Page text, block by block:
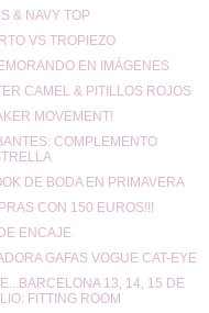
& NAVY TOP
VS TROPIEZO
EN IMÁGENES
CAMEL & PITILLOS ROJOS
MOVEMENT!
COMPLEMENTO
DE BODA EN PRIMAVERA
CON 150 EUROS!!!
ENCAJE
GAFAS VOGUE CAT-EYE
13, 14, 15 DE
FITTING ROOM